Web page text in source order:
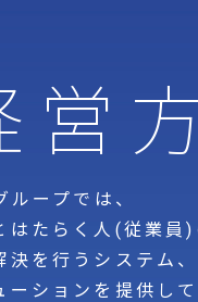
営
ループでは、
はたらく人(従業員)
決を行うシステム、
ーションを提供して